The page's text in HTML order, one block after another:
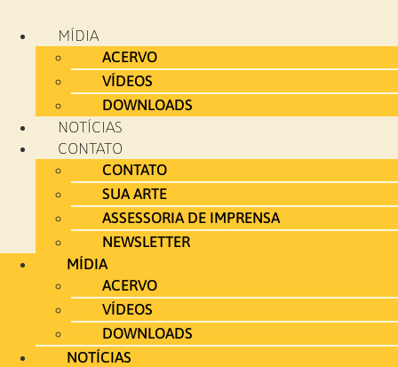
MÍDIA
ACERVO
VÍDEOS
DOWNLOADS
NOTÍCIAS
CONTATO
CONTATO
SUA ARTE
ASSESSORIA DE IMPRENSA
NEWSLETTER
MÍDIA
ACERVO
VÍDEOS
DOWNLOADS
NOTÍCIAS